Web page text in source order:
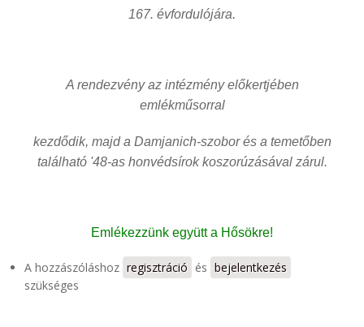
167. évfordulójára.
A rendezvény az intézmény előkertjében
emlékműsorral
kezdődik, majd a Damjanich-szobor és a temetőben
található '48-as honvédsírok koszorúzásával zárul.
Emlékezzünk együtt a Hősökre!
A hozzászóláshoz regisztráció és bejelentkezés
szükséges